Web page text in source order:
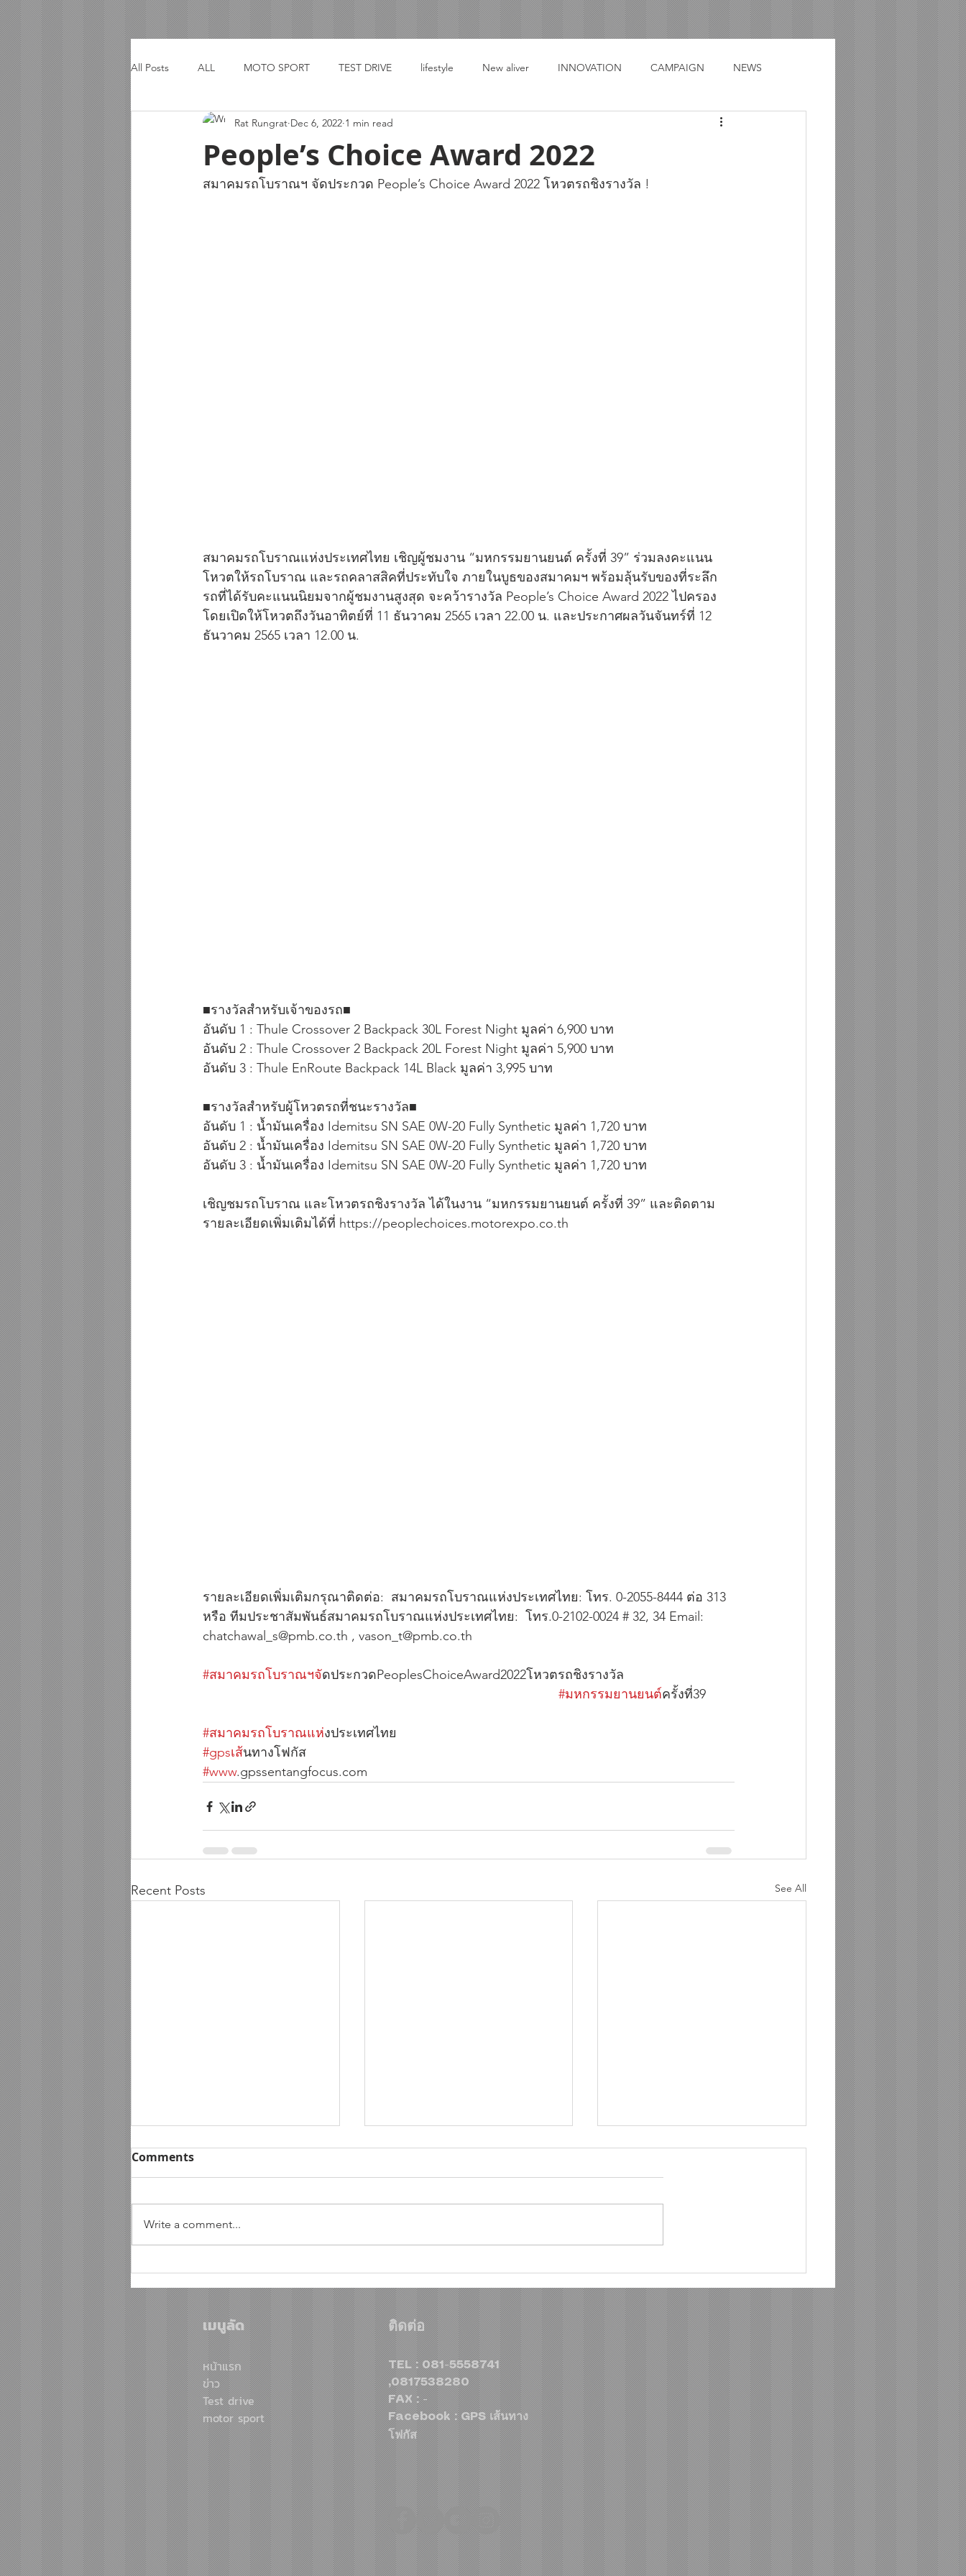
All Posts ALL MOTO SPORT TEST DRIVE lifestyle New aliver INNOVATION CAMPAIGN NEWS
TRIP
People’s Choice Award 2022
Rat Rungrat Dec 6, 2022 1 min read
สมาคมรถโบราณฯ จัดประกวด People’s Choice Award 2022 โหวตรถชิงรางวัล !
สมาคมรถโบราณแห่งประเทศไทย เชิญผู้ชมงาน “มหกรรมยานยนต์ ครั้งที่ 39” ร่วมลงคะแนน
โหวตให้รถโบราณ และรถคลาสสิคที่ประทับใจ ภายในบูธของสมาคมฯ พร้อมลุ้นรับของที่ระลึก
รถที่ได้รับคะแนนนิยมจากผู้ชมงานสูงสุด จะคว้ารางวัล People’s Choice Award 2022 ไปครอง
โดยเปิดให้โหวตถึงวันอาทิตย์ที่ 11 ธันวาคม 2565 เวลา 22.00 น. และประกาศผลวันจันทร์ที่ 12
ธันวาคม 2565 เวลา 12.00 น.
■รางวัลสำหรับเจ้าของรถ■
อันดับ 1 : Thule Crossover 2 Backpack 30L Forest Night มูลค่า 6,900 บาท
อันดับ 2 : Thule Crossover 2 Backpack 20L Forest Night มูลค่า 5,900 บาท
อันดับ 3 : Thule EnRoute Backpack 14L Black มูลค่า 3,995 บาท
■รางวัลสำหรับผู้โหวตรถที่ชนะรางวัล■
อันดับ 1 : น้ำมันเครื่อง Idemitsu SN SAE 0W-20 Fully Synthetic มูลค่า 1,720 บาท
อันดับ 2 : น้ำมันเครื่อง Idemitsu SN SAE 0W-20 Fully Synthetic มูลค่า 1,720 บาท
อันดับ 3 : น้ำมันเครื่อง Idemitsu SN SAE 0W-20 Fully Synthetic มูลค่า 1,720 บาท
เชิญชมรถโบราณ และโหวตรถชิงรางวัล ได้ในงาน “มหกรรมยานยนต์ ครั้งที่ 39” และติดตาม
รายละเอียดเพิ่มเติมได้ที่ https://peoplechoices.motorexpo.co.th
รายละเอียดเพิ่มเติมกรุณาติดต่อ:  สมาคมรถโบราณแห่งประเทศไทย: โทร. 0-2055-8444 ต่อ 313
หรือ ทีมประชาสัมพันธ์สมาคมรถโบราณแห่งประเทศไทย:  โทร.0-2102-0024 # 32, 34 Email:
chatchawal_s@pmb.co.th , vason_t@pmb.co.th
#สมาคมรถโบราณฯจัดประกวดPeoplesChoiceAward2022โหวตรถชิงรางวัล
#มหกรรมยานยนต์ครั้งที่39
#สมาคมรถโบราณแห่งประเทศไทย
#gpsเส้นทางโฟกัส
#www.gpssentangfocus.com
Recent Posts See All
KFC ประเทศไทย อัปเลเวล
ความอร่อยมื้อวันแม่ปีนี้ให้จุใจ
กว่าเดิม รับฟรี! “ซอสพริกจัม
โบ้” ปริมาณเพิ่มขึ้น 50% เพียง
ซื้อชุดบักเก็ตที่ร่วมรายการ
ราคา 349 บาทขึ้นไป ตั้งแต่ 8 –
12 สิงหาคมนี้ ที่ร้าน KFC
คาลเท็กซ์ ได้รับการรับรองหัว
จ่ายเชื้อเพลิงมาตรฐานระดับสี
ทอง สะท้อนคุณภาพการบริการ
ตอกย้ำความมั่นใจทุกการเติม
เดือดทะลุเกาะลอมบอก! ทัพนัก
บิด "ฮอนด้า เรซซิ่ง ไทยแลนด์"
จัดเต็มสูบ ลุ้นล่าโพเดียม ศึก
ARRC สนาม 4 ที่มัลดาลิกา
Comments
Write a comment...
เมนูลัด
หน้าแรก
ข่าว
Test drive
motor sport
ติดต่อ
TEL : 081-5558741
,0817538280
FAX : -
Facebook : GPS เส้นทาง
โฟกัส